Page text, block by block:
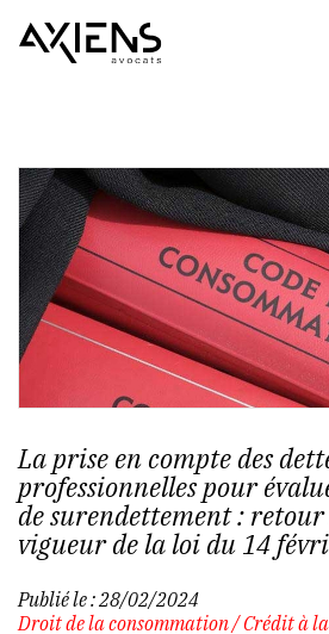
La prise en compte des
professionnelles pour
de surendettement : retour
vigueur de la loi du 14
Publié le :28/02/2024
Droit de la consommation/Crédit à